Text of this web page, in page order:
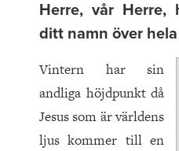
Herre, vår
ditt namn över
Vintern har sin
andliga höjdpunkt då
Jesus som är världens
ljus kommer till en